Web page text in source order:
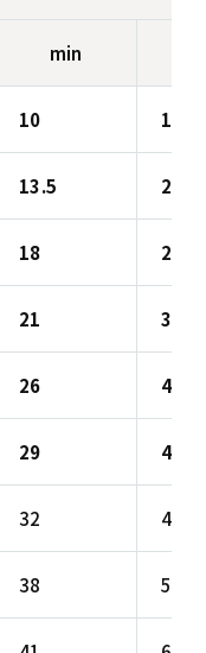
min
10 16
13.5 22
18 27
21 32
26 40
29 45
32 48
38 54